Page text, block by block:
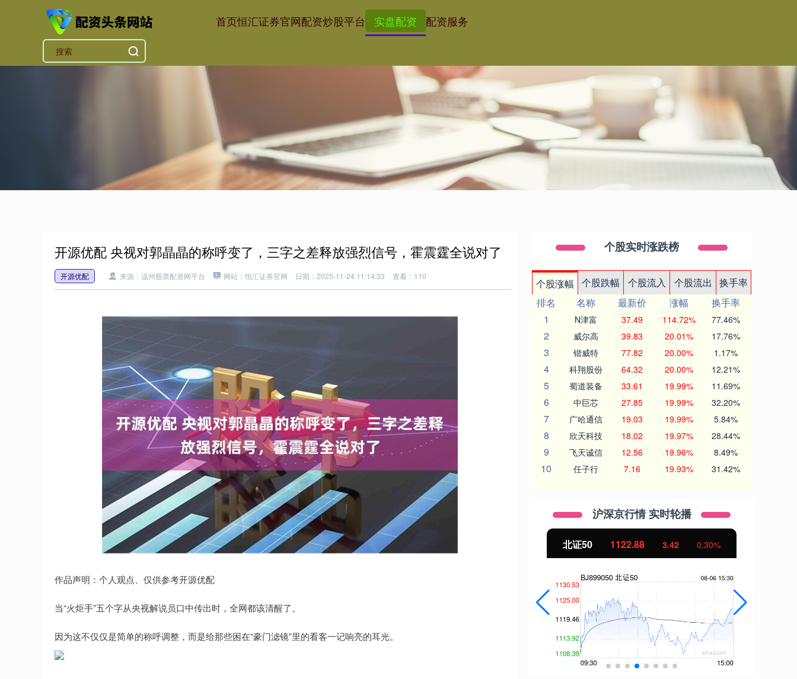
首页恒汇证券官网配资炒股平台 实盘配资 配资服务
开源优配 央视对郭晶晶的称呼变了，三字之差释放强烈信号，霍震霆全说对了
开源优配 来源：温州股票配资网平台 网站：恒汇证券官网 日期：2025-11-24 11:14:33 查看：110
作品声明：个人观点、仅供参考开源优配
当“火炬手”五个字从央视解说员口中传出时，全网都该清醒了。
因为这不仅仅是简单的称呼调整，而是给那些困在“豪门滤镜”里的看客一记响亮的耳光。
个股实时涨跌榜
个股涨幅 个股跌幅 个股流入 个股流出
换手率
排名
名称 最新价 涨幅
换手率
1
N津富 37.49 114.72% 77.46%
2 威尔高 39.83 20.01% 17.76%
3 锴威特 77.82 20.00% 1.17%
4 科翔股份 64.32 20.00% 12.21%
5 蜀道装备 33.61 19.99% 11.69%
6 中巨芯 27.85 19.99% 32.20%
7 广哈通信 19.03 19.99% 5.84%
8 欣天科技 18.02 19.97% 28.44%
9 飞天诚信 12.56 19.96% 8.49%
10 任子行 7.16 19.93% 31.42%
沪深京行情 实时轮播
深证成指 14110.12 -34.08 -0.24% 沪深300 4651.31 北证50 1122.88 3.42 0.30%